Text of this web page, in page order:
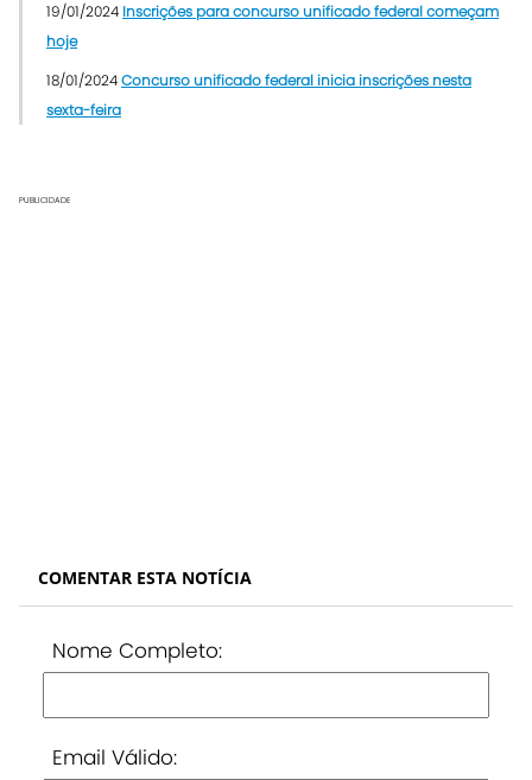
19/01/2024 Inscrições para concurso unificado federal começam
hoje
18/01/2024Concurso unificado federal inicia inscrições nesta
sexta-feira
PUBLICIDADE
COMENTAR ESTA NOTÍCIA
Nome Completo:
Email Válido: